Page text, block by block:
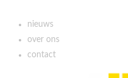
nieuws
over ons
contact